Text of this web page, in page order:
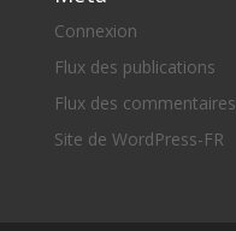
Connexion
Flux des publications
Flux des commentaires
Site de WordPress-FR